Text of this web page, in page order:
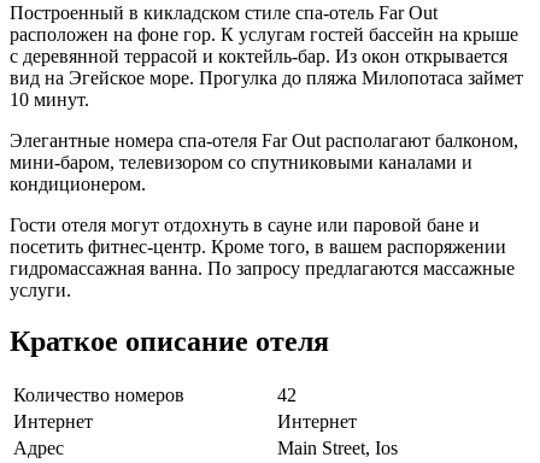
Построенный в кикладском стиле спа-отель Far Out
расположен на фоне гор. К услугам гостей бассейн на крыше
с деревянной террасой и коктейль-бар. Из окон открывается
вид на Эгейское море. Прогулка до пляжа Милопотаса займет
10 минут.
Элегантные номера спа-отеля Far Out располагают балконом,
мини-баром, телевизором со спутниковыми каналами и
кондиционером.
Гости отеля могут отдохнуть в сауне или паровой бане и
посетить фитнес-центр. Кроме того, в вашем распоряжении
гидромассажная ванна. По запросу предлагаются массажные
услуги.
Краткое описание отеля
Количество номеров
42
Интернет
Интернет
Адрес
Main Street, Ios